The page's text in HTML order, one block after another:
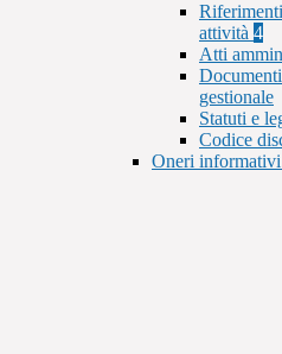
attività 4
Atti
gestionale
Statuti e
Codice
Oneri